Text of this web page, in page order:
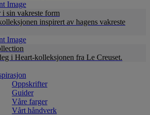
i sin vakreste form
inspirert av hagens vakreste
i Heart-kolleksjonen fra Le Creuset.
Oppskrifter
Guider
Våre farger
Vårt håndverk